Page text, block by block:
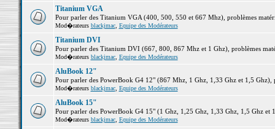
Titanium VGA
Pour parler des Titanium VGA (400, 500, 550 et 667 Mhz), problèmes
Mod�rateurs blackjmac, Equipe des Modérateurs
Titanium DVI
Pour parler des Titanium DVI (667, 800, 867 Mhz et 1 Ghz), problèmes
Mod�rateurs blackjmac, Equipe des Modérateurs
AluBook 12"
Pour parler des PowerBook G4 12" (867 Mhz, 1 Ghz, 1,33 Ghz et 1,5 Ghz),
Mod�rateurs blackjmac, Equipe des Modérateurs
AluBook 15"
Pour parler des PowerBook G4 15" (1 Ghz, 1,25 Ghz, 1,33 Ghz, 1,5 Ghz et
Mod�rateurs blackjmac, Equipe des Modérateurs